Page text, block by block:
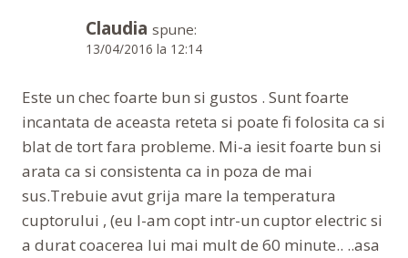
Claudia spune:
13/04/2016 la 12:14
Este un chec foarte bun si gustos . Sunt foarte
incantata de aceasta reteta si poate fi folosita ca si
blat de tort fara probleme. Mi-a iesit foarte bun si
arata ca si consistenta ca in poza de mai
sus.Trebuie avut grija mare la temperatura
cuptorului , (eu l-am copt intr-un cuptor electric si
a durat coacerea lui mai mult de 60 minute.. ..asa